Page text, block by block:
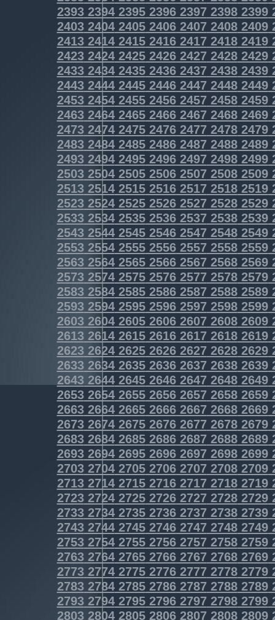
2393239423952396239723982399
2403240424052406240724082409
2413241424152416241724182419
2423242424252426242724282429
2433243424352436243724382439
2443244424452446244724482449
2453245424552456245724582459
2463246424652466246724682469
2473247424752476247724782479
2483248424852486248724882489
2493249424952496249724982499
2503250425052506250725082509
2513251425152516251725182519
2523252425252526252725282529
2533253425352536253725382539
2543254425452546254725482549
2553255425552556255725582559
2563256425652566256725682569
2573257425752576257725782579
2583258425852586258725882589
2593259425952596259725982599
2603260426052606260726082609
2613261426152616261726182619
2623262426252626262726282629
2633263426352636263726382639
2643264426452646264726482649
2653265426552656265726582659
2663266426652666266726682669
2673267426752676267726782679
2683268426852686268726882689
2693269426952696269726982699
2703270427052706270727082709
2713271427152716271727182719
2723272427252726272727282729
2733273427352736273727382739
2743274427452746274727482749
2753275427552756275727582759
2763276427652766276727682769
2773277427752776277727782779
2783278427852786278727882789
2793279427952796279727982799
2803280428052806280728082809